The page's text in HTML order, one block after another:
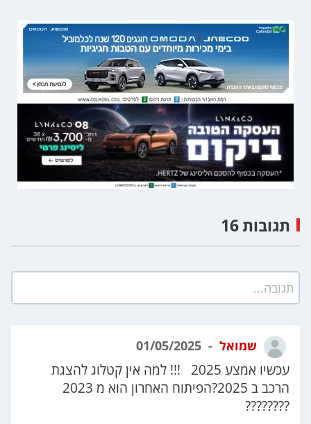
תגובה...
שמואל
עכשיו אמצע 2025 !!! למה אין קטלוג להצגת
????????